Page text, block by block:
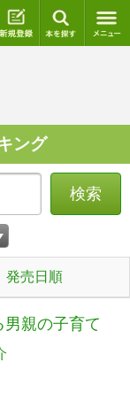
ログイン 新規登録
ング
検索
発売日順
親の子育て